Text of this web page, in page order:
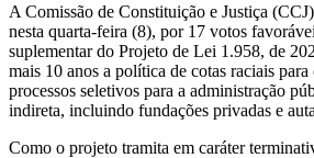
A Comissão de Constituição e Justiça
nesta quarta-feira (8), por 17 votos
suplementar do Projeto de Lei 1.958, de
mais 10 anos a política de cotas raciais
processos seletivos para a administração
indireta, incluindo fundações privadas e
Como o projeto tramita em caráter